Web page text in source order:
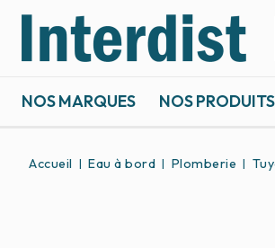
NOS MARQUES NOS PRODUITS
Accueil Eau à bord Plomberie